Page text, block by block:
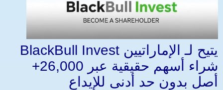
BlackBull Invest يتيح لـ الإماراتيين
شراء أسهم حقيقية عبر 26,000+
أصل بدون حد أدنى للإيداع